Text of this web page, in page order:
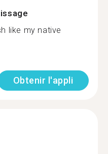
like my native
Obtenir l'appli